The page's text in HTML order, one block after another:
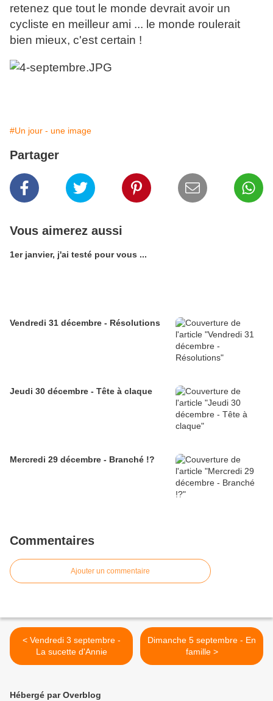
retenez que tout le monde devrait avoir un
cycliste en meilleur ami ... le monde roulerait
bien mieux, c'est certain !
#Un jour - une image
Partager
Vous aimerez aussi
1er janvier, j'ai testé pour vous ...
Vendredi 31 décembre - Résolutions
Jeudi 30 décembre - Tête à claque
Mercredi 29 décembre - Branché !?
Commentaires
Ajouter un commentaire
< Vendredi 3 septembre -
La sucette d'Annie
Dimanche 5 septembre - En
famille >
Hébergé par Overblog